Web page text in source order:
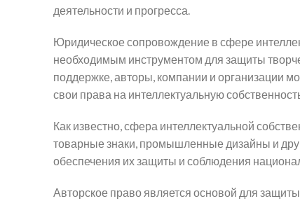
деятельности и прогресса.
Юридическое сопровождение в сфере
необходимым инструментом для защиты
поддержке, авторы, компании и организации
свои права на интеллектуальную
Как известно, сфера интеллектуальной
товарные знаки, промышленные дизайны и
обеспечения их защиты и соблюдения
Авторское право является основой для